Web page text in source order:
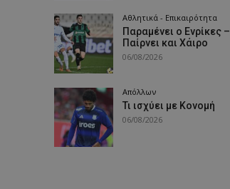
Αθλητικά - Επικαιρότητα
Παραμένει ο Ενρίκες –
Παίρνει και Χάιρο
06/08/2026
Απόλλων
Τι ισχύει με Κονομή
06/08/2026